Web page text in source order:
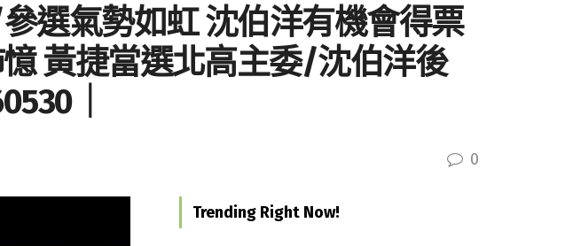
選氣勢如虹 沈伯洋有機會得票
黃捷當選北高主委/沈伯洋後
｜
0
Trending Right Now!